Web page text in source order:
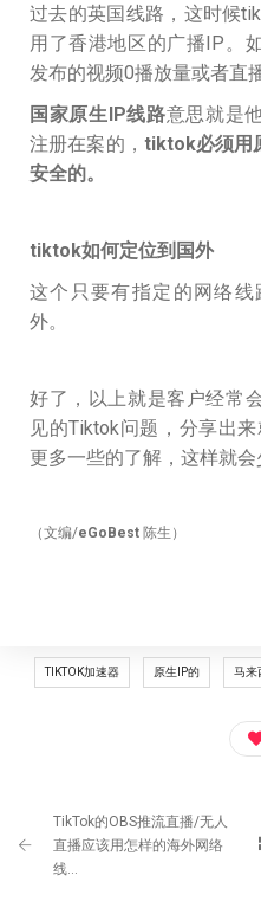
过去的英国线路，这时候
用了香港地区的广播IP。
发布的视频0播放量或者直
国家原生IP线路意思就是
注册在案的， tiktok必须用
安全的。
tiktok如何定位到国外
这个只要有指定的网络
外。
好了，以上就是客户经常
见的Tiktok问题，分享出
更多一些的了解，这样就会
（文编/eGoBest 陈生）
TIKTOK加速器 原生IP的 马来
TikTok的OBS推流直播/无人
直播应该用怎样的海外网络
线...